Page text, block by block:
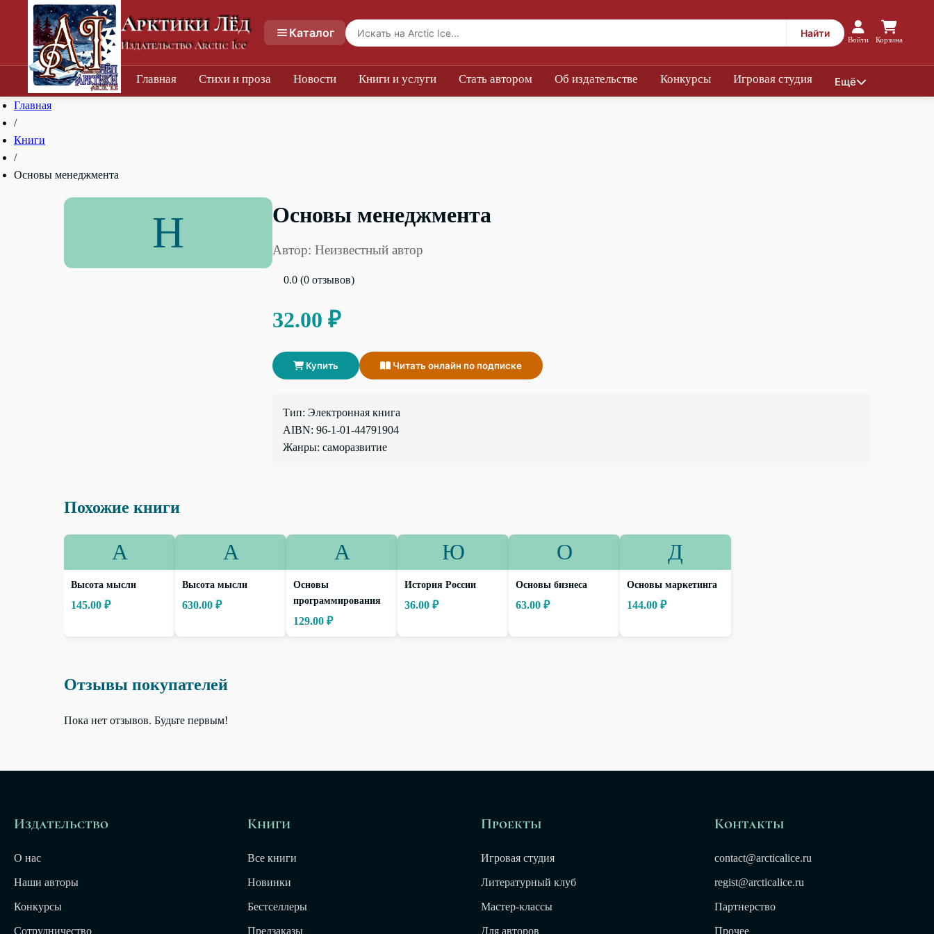
Арктики Лёд
Издательство Arctic Ice
Каталог Найти
Войти Корзина
Главная Стихи и проза Новости Книги и услуги Стать автором Об издательстве Конкурсы Игровая студия Ещё
Главная
/
Книги
/
Основы менеджмента
Н Основы менеджмента
Автор: Неизвестный автор
0.0 (0 отзывов)
32.00 ₽
Купить Читать онлайн по подписке
Тип: Электронная книга
AIBN: 96-1-01-44791904
Жанры: саморазвитие
Похожие книги
А
Высота мысли
145.00 ₽
А
Высота мысли
630.00 ₽
А
Основы
программирования
129.00 ₽
Ю
История России
36.00 ₽
О
Основы бизнеса
63.00 ₽
Д
Основы маркетинга
144.00 ₽
Отзывы покупателей
Пока нет отзывов. Будьте первым!
Издательство
О нас
Наши авторы
Конкурсы
Сотрудничество
Книги
Все книги
Новинки
Бестселлеры
Предзаказы
Проекты
Игровая студия
Литературный клуб
Мастер-классы
Для авторов
Контакты
contact@arcticalice.ru
regist@arcticalice.ru
Партнерство
Прочее